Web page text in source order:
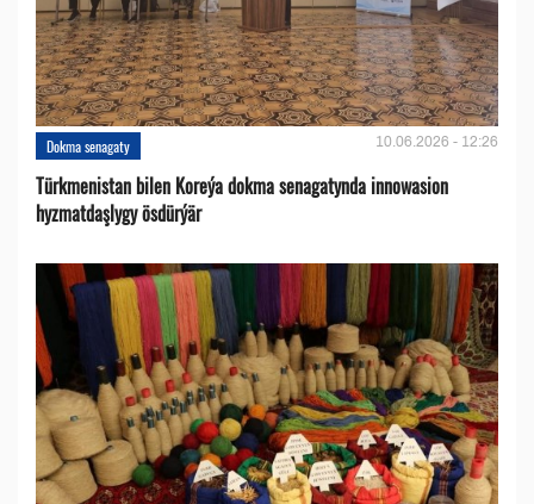
Dokma senagaty 10.06.2026 - 12:26
Türkmenistan bilen Koreýa dokma senagatynda innowasion
hyzmatdaşlygy ösdürýär